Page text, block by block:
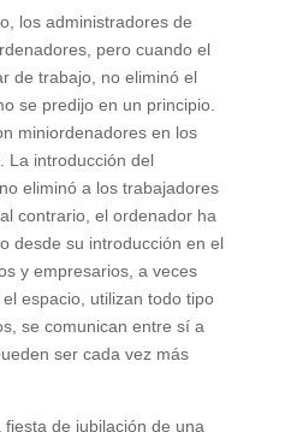
los administradores de
pero cuando el
de trabajo, no eliminó el
se predijo en un principio.
miniordenadores en los
La introducción del
eliminó a los trabajadores
contrario, el ordenador ha
desde su introducción en el
y empresarios, a veces
espacio, utilizan todo tipo
se comunican entre sí a
ser cada vez más
de jubilación de una